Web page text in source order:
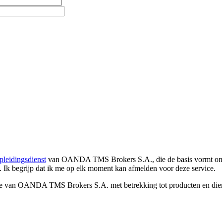
van OANDA TMS Brokers S.A., die de basis vormt
Ik begrijp dat ik me op elk moment kan afmelden voor deze service.
OANDA TMS Brokers S.A. met betrekking tot producten en